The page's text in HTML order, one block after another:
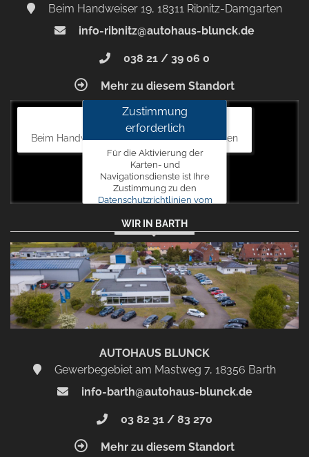
Beim Handweiser 19, 18311 Ribnitz-Damgarten
info-ribnitz@autohaus-blunck.de
038 21 / 39 06 0
Mehr zu diesem Standort
Autohaus Blunck
Beim Handweiser 19, 18311 Ribnitz-Damgarten
Zustimmung
erforderlich
Für die Aktivierung der
Karten- und
Navigationsdienste ist Ihre
Zustimmung zu den
Datenschutzrichtlinien vom
erforderlich.
Zustimmen
und
aktivieren
WIR IN BARTH
AUTOHAUS BLUNCK
Gewerbegebiet am Mastweg 7, 18356 Barth
info-barth@autohaus-blunck.de
03 82 31 / 83 270
Mehr zu diesem Standort